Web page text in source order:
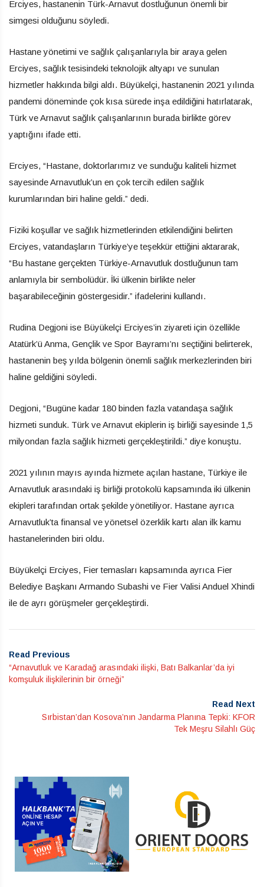
Erciyes, hastanenin Türk-Arnavut dostluğunun önemli bir
simgesi olduğunu söyledi.
Hastane yönetimi ve sağlık çalışanlarıyla bir araya gelen
Erciyes, sağlık tesisindeki teknolojik altyapı ve sunulan
hizmetler hakkında bilgi aldı. Büyükelçi, hastanenin 2021 yılında
pandemi döneminde çok kısa sürede inşa edildiğini hatırlatarak,
Türk ve Arnavut sağlık çalışanlarının burada birlikte görev
yaptığını ifade etti.
Erciyes, “Hastane, doktorlarımız ve sunduğu kaliteli hizmet
sayesinde Arnavutluk’un en çok tercih edilen sağlık
kurumlarından biri haline geldi.” dedi.
Fiziki koşullar ve sağlık hizmetlerinden etkilendiğini belirten
Erciyes, vatandaşların Türkiye’ye teşekkür ettiğini aktararak,
“Bu hastane gerçekten Türkiye-Arnavutluk dostluğunun tam
anlamıyla bir sembolüdür. İki ülkenin birlikte neler
başarabileceğinin göstergesidir.” ifadelerini kullandı.
Rudina Degjoni ise Büyükelçi Erciyes’in ziyareti için özellikle
Atatürk’ü Anma, Gençlik ve Spor Bayramı’nı seçtiğini belirterek,
hastanenin beş yılda bölgenin önemli sağlık merkezlerinden biri
haline geldiğini söyledi.
Degjoni, “Bugüne kadar 180 binden fazla vatandaşa sağlık
hizmeti sunduk. Türk ve Arnavut ekiplerin iş birliği sayesinde 1,5
milyondan fazla sağlık hizmeti gerçekleştirildi.” diye konuştu.
2021 yılının mayıs ayında hizmete açılan hastane, Türkiye ile
Arnavutluk arasındaki iş birliği protokolü kapsamında iki ülkenin
ekipleri tarafından ortak şekilde yönetiliyor. Hastane ayrıca
Arnavutluk’ta finansal ve yönetsel özerklik kartı alan ilk kamu
hastanelerinden biri oldu.
Büyükelçi Erciyes, Fier temasları kapsamında ayrıca Fier
Belediye Başkanı Armando Subashi ve Fier Valisi Anduel Xhindi
ile de ayrı görüşmeler gerçekleştirdi.
Read Previous
“Arnavutluk ve Karadağ arasındaki ilişki, Batı Balkanlar’da iyi
komşuluk ilişkilerinin bir örneği”
Read Next
Sırbistan’dan Kosova’nın Jandarma Planına Tepki: KFOR
Tek Meşru Silahlı Güç